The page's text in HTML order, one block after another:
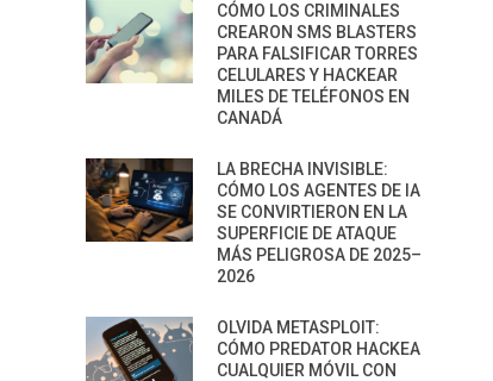
CÓMO LOS CRIMINALES
CREARON SMS BLASTERS
PARA FALSIFICAR TORRES
CELULARES Y HACKEAR
MILES DE TELÉFONOS EN
CANADÁ
LA BRECHA INVISIBLE:
CÓMO LOS AGENTES DE IA
SE CONVIRTIERON EN LA
SUPERFICIE DE ATAQUE
MÁS PELIGROSA DE 2025–
2026
OLVIDA METASPLOIT:
CÓMO PREDATOR HACKEA
CUALQUIER MÓVIL CON